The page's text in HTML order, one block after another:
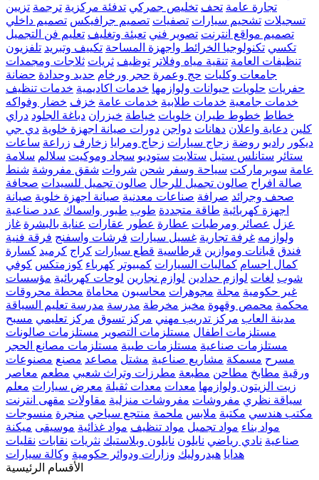
تجارة عامة تحف تخليص جمركي تدفئة مركزية ترجمة تزيين
تسجيلات تشحيم سيارات تصفيات تصميم جرافيكس تصميم داخلي
تصميم مواقع انترنت تصوير فني تعبئة وتغليف تعليم فن التجميل
تكسي تكنولوجيا الخرائط واجهزة المساحة تكييف وتبريد تلفزيون
تنظيفات العامة تنقية مياه وفلاتر توظيف ثريات ثلاجات ومجمدات
جامعات وكليات حج وعمرة حجر ورخام حديد وحدادة حضانة
حفريات حلويات حيوانات ولوازمها خدمات اكاديمية خدمات تنظيف
خدمات جامعية خدمات طلابية خدمات عامة خزف خضار وفواكه
خطاط خطوط طيران خلويات خياطة خيزران دباغة الجلود دراي
كلين دعاية واعلان دهانات دواجن دورات صيانة اجهزة خلوية دي جي
ديكور راديو روضة زجاج سيارات زجاج ومرايا زخارف زراعة ساعات
ستائر ستانلس ستيل ستلايت ستوديو سجاد وموكيت سلالم سلامة
عامة سوبرماركت سياحة وسفر شحن شروات شقق مفروشة شنط
صالة افراح صالون تجميل للرجال صالون تجميل للسيدات صحافة
صحف وجرائد صرافة صناعات معدنية صيانة اجهزة خلوية صيانة
اجهزة كهربائية طاقة متجددة طوب طيور واسماك عدد صناعية
عزل عصائر ومرطبات عطارة عطور عقارات عناية بالبشرة غاز
ولوازمه غرفة تجارية غسيل سيارات فرشات واسفنج فرقة فنية
فندق قبانات وموازين قرطاسية قطع سيارات كراج كرميد كسارة
كمال اجسام كماليات السيارات كمبيوتر كهرباء كوزمتكس كوفي
شوب لغات لوازم حدادين لوازم نجارين لوحات كهربائية مؤسسات
غير حكومية مجلة مجوهرات محاسبون محاماة محطة محروقات
محكمة محمص وقهوة مخبز مخرطة مدرسة مدرسة تعليم السياقة
مدينة العاب مركز تدريب مهني مركز تسوق مركز تعليمي مسبح
مستلزمات اطفال مستلزمات التصوير مستلزمات صالونات
مستلزمات صناعية مستلزمات طبية مستلزمات مصانع الحجر
مسرح مسمكة مشاريع صناعية مشتل مصاعد مصنع مصنوعات
ورقية مطابخ مطاحن مطبعة مطرزات وتراث شعبي مطعم معاصر
زيت الزيتون ولوازمها معدات معدات ثقيلة معرض سيارات معلم
سياقة نظري مفروشات مفروشات منزلية مقاولات مقهى انترنت
مكتب هندسي مكتبة ملابس ملحمة منتجع سياحي منجرة منسوجات
مواد بناء مواد تجميل مواد تنظيف مواد غذائية موسيقى ميكنة
صناعية نادي رياضي نايلون نايلون وبلاستيك نثريات نقابات نقليات
هدايا هيدروليك وزارات ودوائر حكومية وكالة سيارات
الأقسام الرئيسية